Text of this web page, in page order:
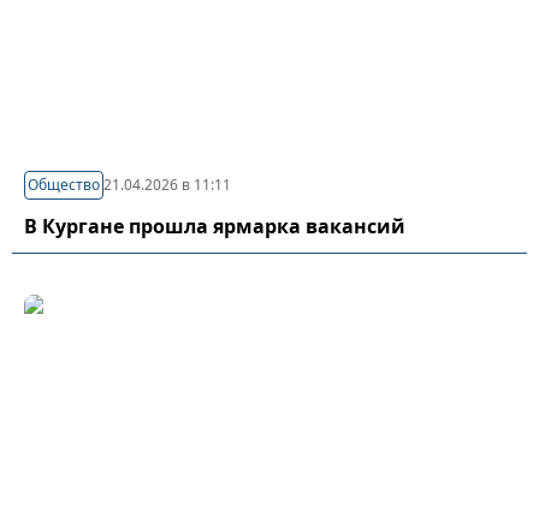
Общество21.04.2026 в 11:11
В Кургане прошла ярмарка вакансий